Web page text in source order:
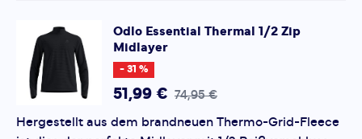
Odlo Essential Thermal 1/2 Zip
Midlayer
- 31 %
51,99 € 74,95 €
Hergestellt aus dem brandneuen Thermo-Grid-Fleece